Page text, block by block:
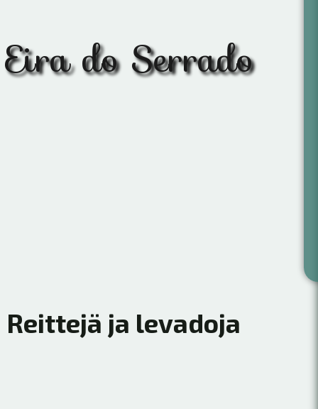
Eira do Serrado
Reittejä ja levadoja